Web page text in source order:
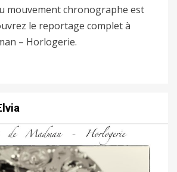
mouvement chronographe est
le reportage complet à
– Horlogerie.